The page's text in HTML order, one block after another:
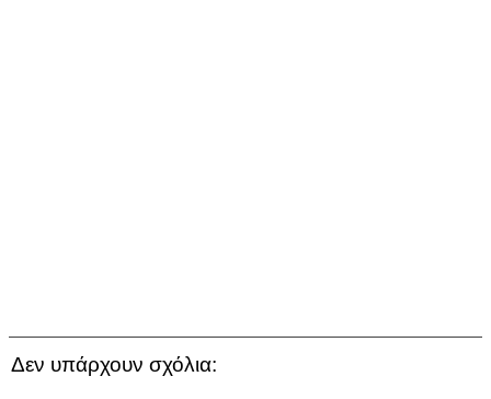
Δεν υπάρχουν σχόλια: